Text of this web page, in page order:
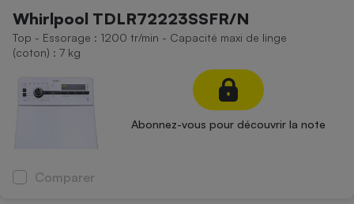
Whirlpool TDLR72223SSFR/N
Top - Essorage : 1200 tr/min - Capacité maxi de linge
(coton) : 7 kg
Abonnez-vous pour découvrir la note
Comparer